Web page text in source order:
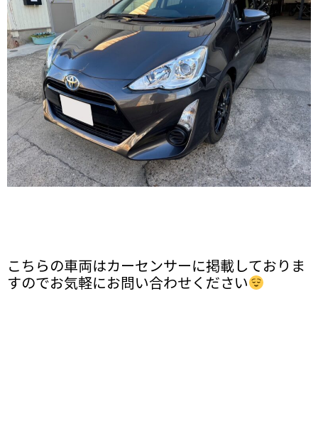
こちらの車両はカーセンサーに掲載しておりま
すのでお気軽にお問い合わせください